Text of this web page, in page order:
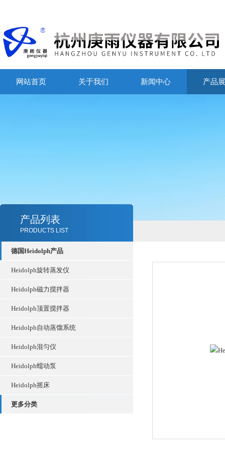
网站首页 关于我们 新闻中心 产品
产品列表
PRODUCTS LIST
德国Heidolph产品
Heidolph旋转蒸发仪
Heidolph磁力搅拌器
Heidolph顶置搅拌器
Heidolph自动蒸馏系统
Heidolph混匀仪
Heidolph蠕动泵
Heidolph摇床
更多分类